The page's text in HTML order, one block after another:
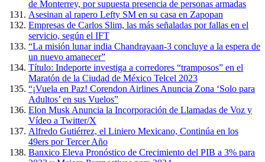
de Monterrey, por supuesta presencia de personas armadas
Asesinan al rapero Lefty SM en su casa en Zapopan
Empresas de Carlos Slim, las más señaladas por fallas en el
servicio, según el IFT
“La misión lunar india Chandrayaan-3 concluye a la espera de
un nuevo amanecer”
Título: Indeporte investiga a corredores “tramposos” en el
Maratón de la Ciudad de México Telcel 2023
“¡Vuela en Paz! Corendon Airlines Anuncia Zona ‘Solo para
Adultos’ en sus Vuelos”
Elon Musk Anuncia la Incorporación de Llamadas de Voz y
Vídeo a Twitter/X
Alfredo Gutiérrez, el Liniero Mexicano, Continúa en los
49ers por Tercer Año
Banxico Eleva Pronóstico de Crecimiento del PIB a 3% para